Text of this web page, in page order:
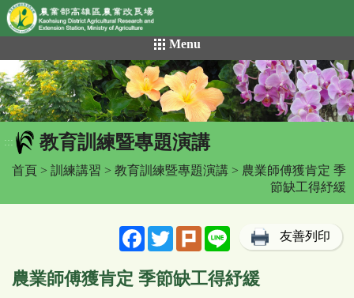
網頁置頂
到
主
要
內
容
區
Menu
::: 教育訓練暨專題演講
首頁 > 訓練講習 > 教育訓練暨專題演講 > 農業師傅獲肯定 季
節缺工得紓緩
FacebookTwitterPlurk Line 友善列印
農業師傅獲肯定 季節缺工得紓緩